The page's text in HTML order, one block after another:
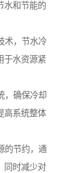
水和节能的
术，节水冷
于水资源紧
，确保冷却
高系统整体
的节约，通
同时减少对